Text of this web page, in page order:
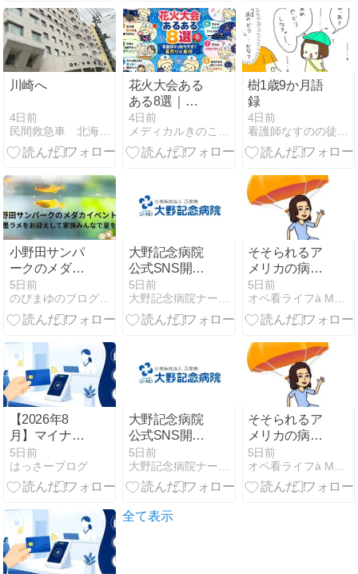
くメリット
川崎へ
4日前
民間救急車 北海道介護救急サービス
花火大会ある
ある8選｜看
護師なら絶対
共感？夏祭り
の裏側
4日前
メディカルきのこセンター
樹1歳9か月語
録
4日前
看護師なすのの徒然日記
小野田サンパ
ークのメダカ
イベントへ！
和墨ラメをお
迎えして家族
満喫
5日前
のぴまゆのブログ 電子書籍×アラ還ナースの副業チャレンジ
大野記念病院
公式SNS開設
のお知らせ
5日前
大野記念病院ナースブログ
そそられるア
メリカの病院
への転職
5日前
オペ看ライフà Montréal
【2026年8
月】マイナ保
険証と資格確
認書の違いと
10割負担対処
5日前
はっさーブログ
大野記念病院
公式SNS開設
のお知らせ
5日前
そそられるア
メリカの病院
への転職
5日前
全て表示